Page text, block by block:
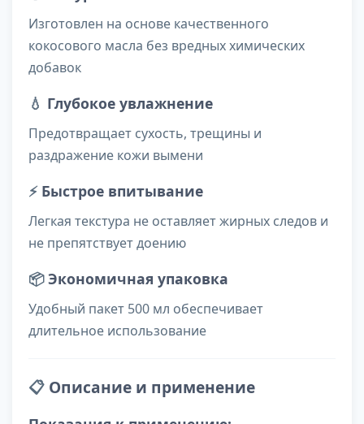
Изготовлен на основе качественного
кокосового масла без вредных химических
добавок
💧 Глубокое увлажнение
Предотвращает сухость, трещины и
раздражение кожи вымени
⚡ Быстрое впитывание
Легкая текстура не оставляет жирных следов и
не препятствует доению
📦Экономичная упаковка
Удобный пакет 500 мл обеспечивает
длительное использование
📋 Описание и применение